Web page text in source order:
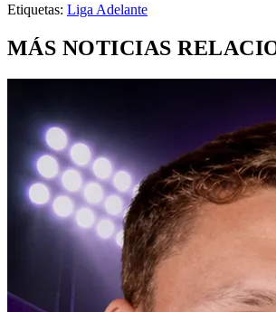
Etiquetas: Liga Adelante
MÁS NOTICIAS